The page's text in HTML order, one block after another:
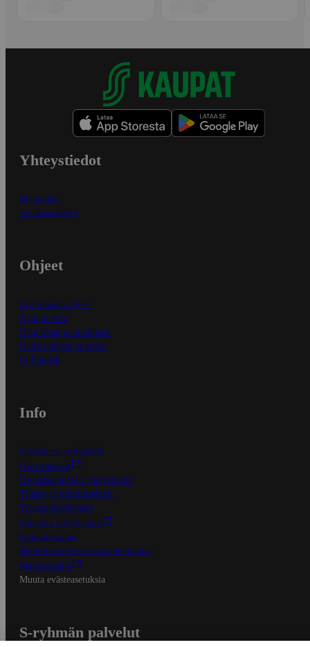
Yhteystiedot
Myymälät
Asiakaspalvelu
Ohjeet
Ensitilaajan ohjeet
Näin maksat
Näin tilaat ja muokkaat
Kaikki ohjeet ja vinkit
In English
Info
S-Business yrityksille
Oiva-raportit
Osuuskauppojen yhteystiedot
Tilaus- ja toimitusehdot
Tietosuojakäytäntö
Palvelun käyttöehdot
Saavutettavuus
Mobiilisovelluksen saavutettavuus
Mainostajalle
Muuta evästeasetuksia
S-ryhmän palvelut